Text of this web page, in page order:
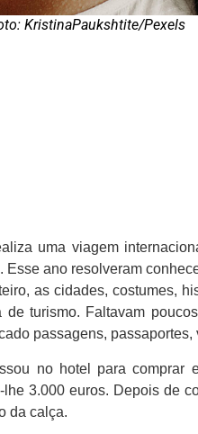
KristinaPaukshtite/Pexels
uma viagem
ano resolveram
as cidades, costumes,
turismo. Faltavam
passagens, passaportes,
no hotel para comprar
3.000 euros. Depois de
da calça.